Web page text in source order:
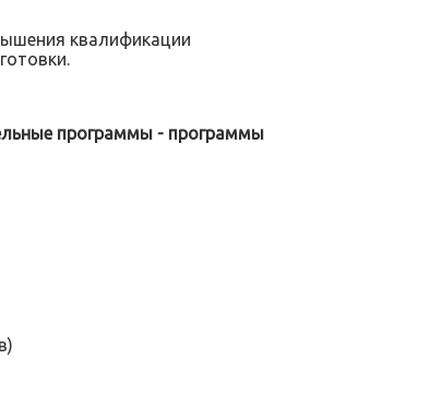
квалификации
программы - программы